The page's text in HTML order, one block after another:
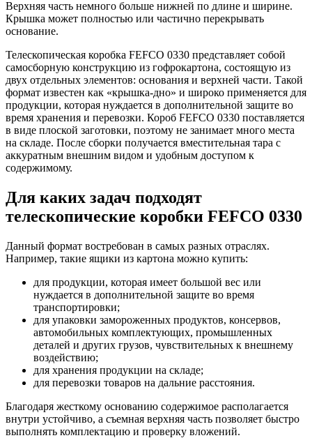
Верхняя часть немного больше нижней по длине и ширине.
Крышка может полностью или частично перекрывать
основание.
Телескопическая коробка FEFCO 0330 представляет собой
самосборную конструкцию из гофрокартона, состоящую из
двух отдельных элементов: основания и верхней части. Такой
формат известен как «крышка-дно» и широко применяется для
продукции, которая нуждается в дополнительной защите во
время хранения и перевозки. Короб FEFCO 0330 поставляется
в виде плоской заготовки, поэтому не занимает много места
на складе. После сборки получается вместительная тара с
аккуратным внешним видом и удобным доступом к
содержимому.
Для каких задач подходят
телескопические коробки FEFCO 0330
Данный формат востребован в самых разных отраслях.
Например, такие ящики из картона можно купить:
для продукции, которая имеет большой вес или
нуждается в дополнительной защите во время
транспортировки;
для упаковки замороженных продуктов, консервов,
автомобильных комплектующих, промышленных
деталей и других грузов, чувствительных к внешнему
воздействию;
для хранения продукции на складе;
для перевозки товаров на дальние расстояния.
Благодаря жесткому основанию содержимое располагается
внутри устойчиво, а съемная верхняя часть позволяет быстро
выполнять комплектацию и проверку вложений.